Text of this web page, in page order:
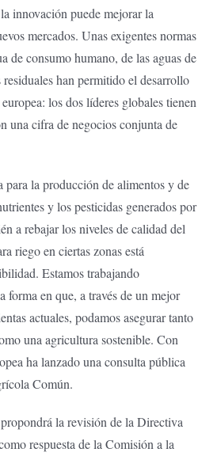
innovación puede mejorar la
mercados. Unas exigentes normas
de consumo humano, de las aguas de
han permitido el desarrollo
los dos líderes globales tienen
una cifra de negocios conjunta de
la producción de alimentos y de
y los pesticidas generados por
a rebajar los niveles de calidad del
riego en ciertas zonas está
Estamos trabajando
forma en que, a través de un mejor
actuales, podamos asegurar tanto
una agricultura sostenible. Con
ha lanzado una consulta pública
Común.
la revisión de la Directiva
respuesta de la Comisión a la